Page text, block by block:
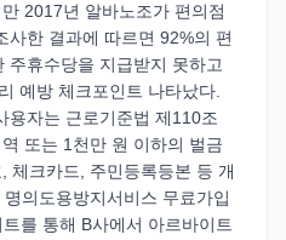
2017년 알바노조가 편의점
사한 결과에 따르면 92%의 편
주휴수당을 지급받지 못하고
예방 체크포인트 나타났다.
용자는 근로기준법 제110조
또는 1천만 원 이하의 벌금
체크카드, 주민등록등본 등 개
의도용방지서비스 무료가입
를 통해 B사에서 아르바이트